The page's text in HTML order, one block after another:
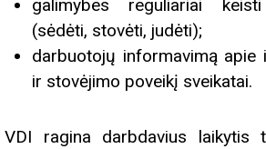
galimybes reguliariai
(sėdėti, stovėti, judėti);
darbuotojų informavimą apie
ir stovėjimo poveikį sveikatai.
VDI ragina darbdavius laikytis